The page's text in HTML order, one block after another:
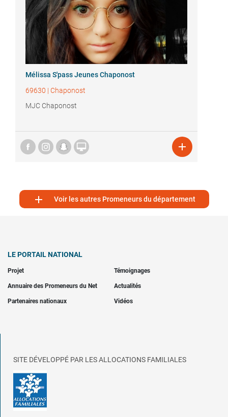
Mélissa S'pass Jeunes Chaponost
69630 | Chaponost
MJC Chaponost
 
 Voir les autres Promeneurs du département
LE PORTAIL NATIONAL
Projet Témoignages
Annuaire des Promeneurs du Net Actualités
Partenaires nationaux Vidéos
SITE DÉVELOPPÉ PAR LES ALLOCATIONS FAMILIALES